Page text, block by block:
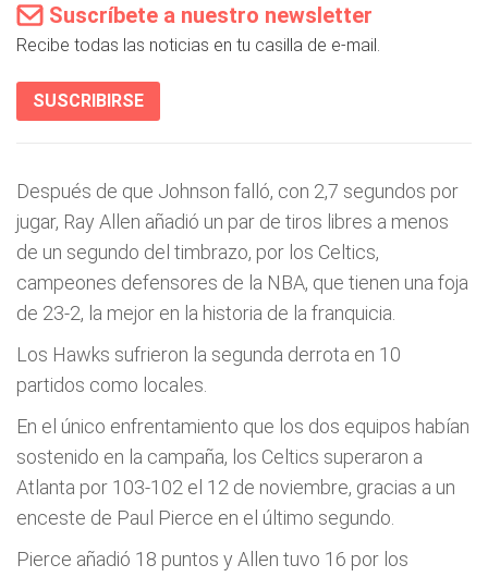
Suscríbete a nuestro newsletter
Recibe todas las noticias en tu casilla de e-mail.
SUSCRIBIRSE
Después de que Johnson falló, con 2,7 segundos por
jugar, Ray Allen añadió un par de tiros libres a menos
de un segundo del timbrazo, por los Celtics,
campeones defensores de la NBA, que tienen una foja
de 23-2, la mejor en la historia de la franquicia.
Los Hawks sufrieron la segunda derrota en 10
partidos como locales.
En el único enfrentamiento que los dos equipos habían
sostenido en la campaña, los Celtics superaron a
Atlanta por 103-102 el 12 de noviembre, gracias a un
enceste de Paul Pierce en el último segundo.
Pierce añadió 18 puntos y Allen tuvo 16 por los